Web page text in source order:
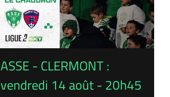
ASSE - CLERMONT :
vendredi 14 août - 20h45